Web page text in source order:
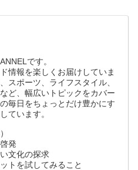
です。
情報を楽しくお届けしていま
スポーツ、ライフスタイル、
ど、幅広いトピックをカバー
毎日をちょっとだけ豊かにす
ています。
発
文化の探求
トを試してみること